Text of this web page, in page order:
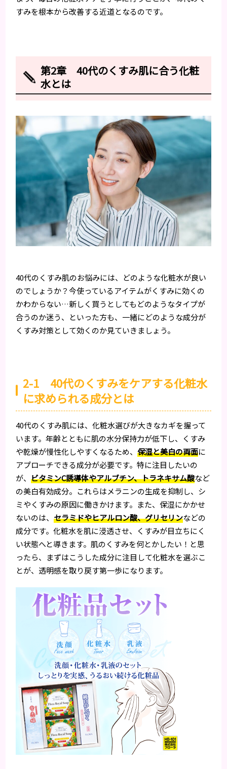
すみを根本から改善する近道となるのです。
第2章 40代のくすみ肌に合う化粧
水とは
40代のくすみ肌のお悩みには、どのような化粧水が良い
のでしょうか？今使っているアイテムがくすみに効くの
かわからない…新しく買うとしてもどのようなタイプが
合うのか迷う、といった方も、一緒にどのような成分が
くすみ対策として効くのか見ていきましょう。
2-1 40代のくすみをケアする化粧水
に求められる成分とは
40代のくすみ肌には、化粧水選びが大きなカギを握って
います。年齢とともに肌の水分保持力が低下し、くすみ
や乾燥が慢性化しやすくなるため、保湿と美白の両面に
アプローチできる成分が必要です。特に注目したいの
が、ビタミンC誘導体やアルブチン、トラネキサム酸など
の美白有効成分。これらはメラニンの生成を抑制し、シ
ミやくすみの原因に働きかけます。また、保湿にかかせ
ないのは、セラミドやヒアルロン酸、グリセリンなどの
成分です。化粧水を肌に浸透させ、くすみが目立ちにく
い状態へと導きます。肌のくすみを何とかしたい！と思
ったら、まずはこうした成分に注目して化粧水を選ぶこ
とが、透明感を取り戻す第一歩になります。